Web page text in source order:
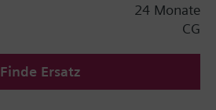
24 Monate
CG
Finde Ersatz